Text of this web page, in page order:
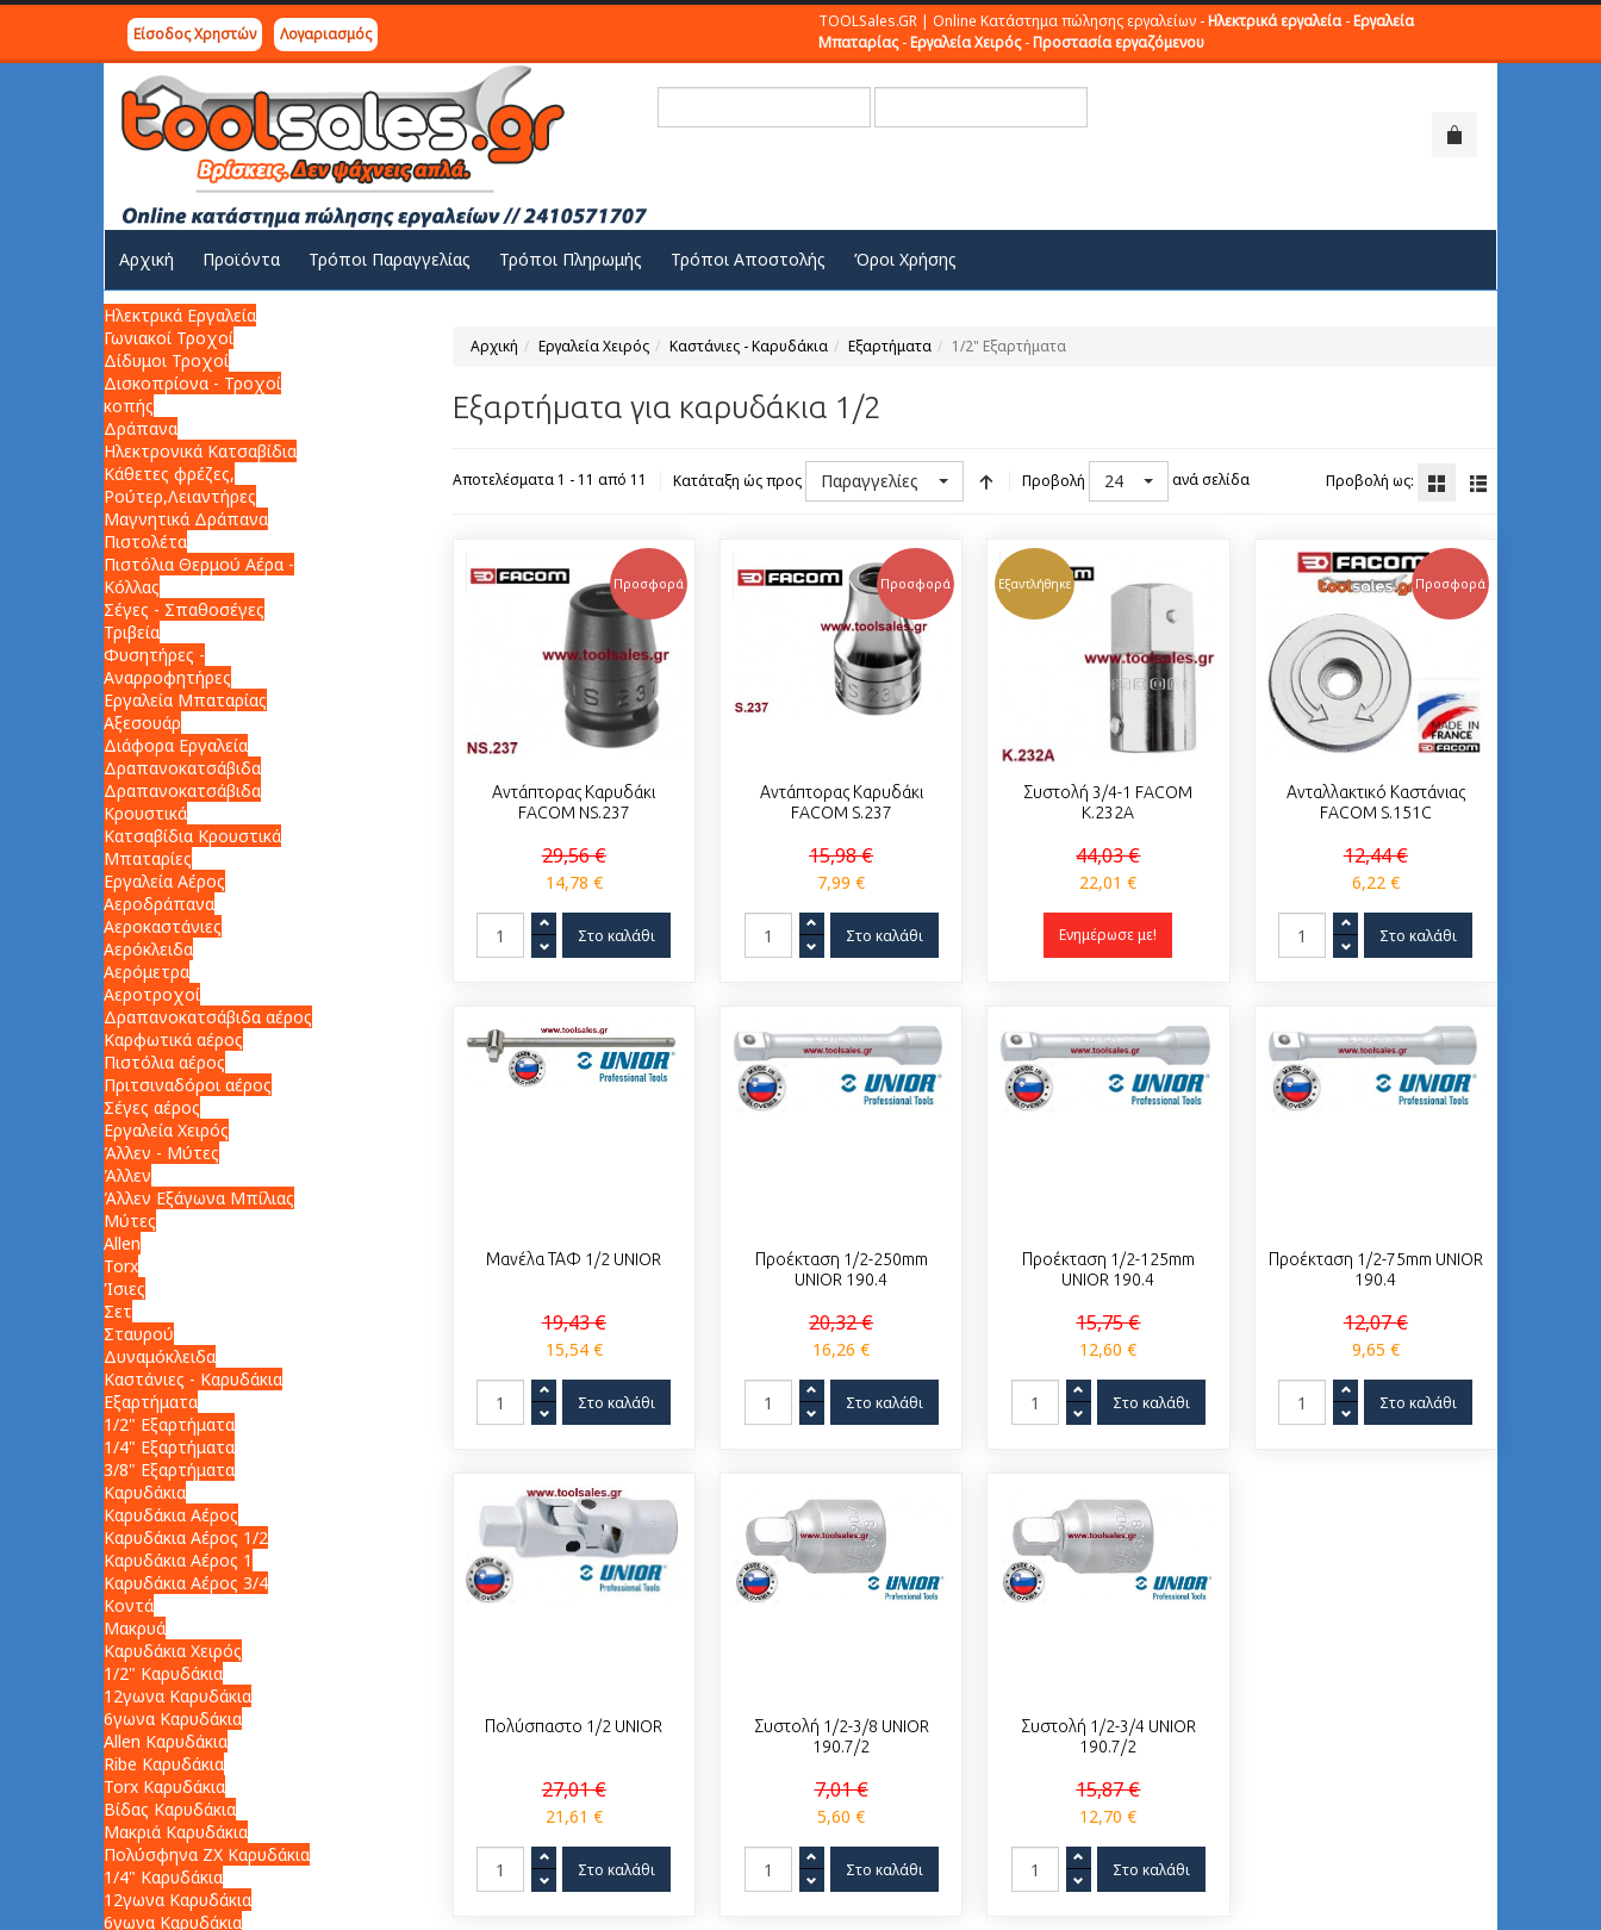
Είσοδος Χρηστών Λογαριασμός
TOOLSales.GR | Online Κατάστημα πώλησης εργαλείων -Ηλεκτρικά εργαλεία-Εργαλεία
Μπαταρίας-Εργαλεία Χειρός-Προστασία εργαζόμενου
Αρχική Προϊόντα Τρόποι Παραγγελίας Τρόποι Πληρωμής Τρόποι Αποστολής Όροι Χρήσης
Αρχική Εργαλεία Χειρός Καστάνιες - Καρυδάκια Εξαρτήματα 1/2" Εξαρτήματα
Εξαρτήματα για καρυδάκια 1/2
Αποτελέσματα 1 - 11 από 11 Κατάταξη ώς προς Παραγγελίες Προβολή 24 ανά σελίδα Προβολή ως:
Προσφορά
Αντάπτορας Καρυδάκι
FACOM NS.237
29,56 €
14,78 €
Προσφορά
Αντάπτορας Καρυδάκι
FACOM S.237
15,98 €
7,99 €
Εξαντλήθηκε
Συστολή 3/4-1 FACOM
K.232A
44,03 €
22,01 €
Ενημέρωσε με!
Προσφορά
Ανταλλακτικό Καστάνιας
FACOM S.151C
12,44 €
6,22 €
Μανέλα ΤΑΦ 1/2 UNIOR
19,43 €
15,54 €
Προέκταση 1/2-250mm
UNIOR 190.4
20,32 €
16,26 €
Προέκταση 1/2-125mm
UNIOR 190.4
15,75 €
12,60 €
Προέκταση 1/2-75mm UNIOR
190.4
12,07 €
9,65 €
Πολύσπαστο 1/2 UNIOR
27,01 €
21,61 €
Συστολή 1/2-3/8 UNIOR
190.7/2
7,01 €
5,60 €
Συστολή 1/2-3/4 UNIOR
190.7/2
15,87 €
12,70 €
Ηλεκτρικά Εργαλεία
Γωνιακοί Τροχοί
Δίδυμοι Τροχοί
Δισκοπρίονα - Τροχοί
κοπής
Δράπανα
Ηλεκτρονικά Κατσαβίδια
Κάθετες φρέζες,
Ρούτερ,Λειαντήρες
Μαγνητικά Δράπανα
Πιστολέτα
Πιστόλια Θερμού Αέρα -
Κόλλας
Σέγες - Σπαθοσέγες
Τριβεία
Φυσητήρες -
Αναρροφητήρες
Εργαλεία Μπαταρίας
Αξεσουάρ
Διάφορα Εργαλεία
Δραπανοκατσάβιδα
Δραπανοκατσάβιδα
Κρουστικά
Κατσαβίδια Κρουστικά
Μπαταρίες
Εργαλεία Αέρος
Αεροδράπανα
Αεροκαστάνιες
Αερόκλειδα
Αερόμετρα
Αεροτροχοί
Δραπανοκατσάβιδα αέρος
Καρφωτικά αέρος
Πιστόλια αέρος
Πριτσιναδόροι αέρος
Σέγες αέρος
Εργαλεία Χειρός
Άλλεν - Μύτες
Άλλεν
Άλλεν Εξάγωνα Μπίλιας
Μύτες
Allen
Torx
Ίσιες
Σετ
Σταυρού
Δυναμόκλειδα
Καστάνιες - Καρυδάκια
Εξαρτήματα
1/2" Εξαρτήματα
1/4" Εξαρτήματα
3/8" Εξαρτήματα
Καρυδάκια
Καρυδάκια Αέρος
Καρυδάκια Αέρος 1/2
Καρυδάκια Αέρος 1
Καρυδάκια Αέρος 3/4
Κοντά
Μακρυά
Καρυδάκια Χειρός
1/2" Καρυδάκια
12γωνα Καρυδάκια
6γωνα Καρυδάκια
Allen Καρυδάκια
Ribe Καρυδάκια
Torx Καρυδάκια
Βίδας Καρυδάκια
Μακριά Καρυδάκια
Πολύσφηνα ZX Καρυδάκια
1/4" Καρυδάκια
12γωνα Καρυδάκια
6γωνα Καρυδάκια